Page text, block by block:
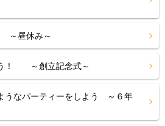
～昼休み～
！ ～創立記念式～
うなパーティーをしよう ～６年